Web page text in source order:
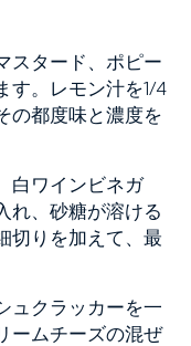
スタード、ポピー
す。レモン汁を1/4
の都度味と濃度を
白ワインビネガ
れ、砂糖が溶ける
切りを加えて、最
ュクラッカーを一
ームチーズの混ぜ